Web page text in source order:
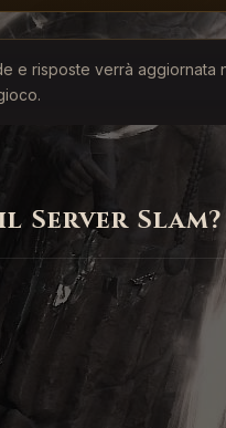
e risposte verrà
Server Slam?
fino al 14 maggio
in cooperativa locale
a controllare la stabilità